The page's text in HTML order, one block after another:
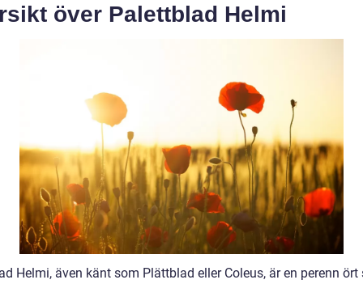
över Palettblad Helmi
Helmi, även känt som Plättblad eller Coleus, är en perenn ört